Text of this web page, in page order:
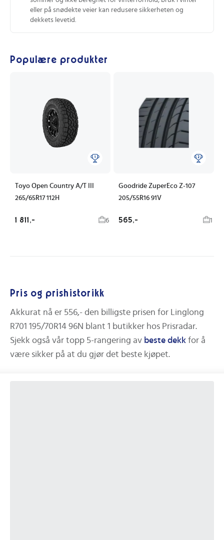
eller på snødekte veier kan redusere sikkerheten og
dekkets levetid.
Populære produkter
Toyo Open Country A/T III
265/65R17 112H
1 811,- 6
Goodride ZuperEco Z-107
205/55R16 91V
565,- 1
Pris og prishistorikk
Akkurat nå er 556,- den billigste prisen for Linglong
R701 195/70R14 96N blant 1 butikker hos Prisradar.
Sjekk også vår topp 5-rangering av beste dekk for å
være sikker på at du gjør det beste kjøpet.